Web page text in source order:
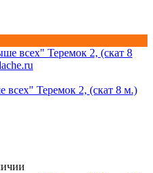
всех" Теремок 2, (скат 8 м.)